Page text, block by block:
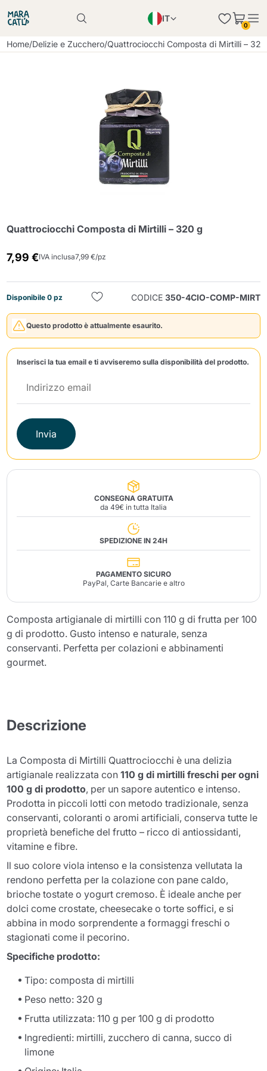
IT
EN
0
Home/Delizie e Zucchero/Quattrociocchi Composta di Mirtilli –
Quattrociocchi Composta di Mirtilli – 320 g
7,99 €IVA inclusa7,99 €/pz
Disponibile 0 pz CODICE 350-4CIO-COMP-MIRT
Questo prodotto è attualmente esaurito.
Inserisci la tua email e ti avviseremo sulla disponibilità del prodotto.
Invia
CONSEGNA GRATUITA
da 49€ in tutta Italia
SPEDIZIONE IN 24H
PAGAMENTO SICURO
PayPal, Carte Bancarie e altro
Composta artigianale di mirtilli con 110 g di frutta per 100
g di prodotto. Gusto intenso e naturale, senza
conservanti. Perfetta per colazioni e abbinamenti
gourmet.
Descrizione
La Composta di Mirtilli Quattrociocchi è una delizia
artigianale realizzata con110 g di mirtilli freschi per ogni
100 g di prodotto, per un sapore autentico e intenso.
Prodotta in piccoli lotti con metodo tradizionale, senza
conservanti, coloranti o aromi artificiali, conserva tutte le
proprietà benefiche del frutto – ricco di antiossidanti,
vitamine e fibre.
Il suo colore viola intenso e la consistenza vellutata la
rendono perfetta per la colazione con pane caldo,
brioche tostate o yogurt cremoso. È ideale anche per
dolci come crostate, cheesecake o torte soffici, e si
abbina in modo sorprendente a formaggi freschi o
stagionati come il pecorino.
Specifiche prodotto:
Tipo: composta di mirtilli
Peso netto: 320 g
Frutta utilizzata: 110 g per 100 g di prodotto
Ingredienti: mirtilli, zucchero di canna, succo di
limone
Il prodotto è stato aggiunto con successo al
Il prodotto è stato aggiunto con successo al
Continua a fare acquisti
Continua a fare acquisti
Aggiungi la quantità minima consentita
Continua a fare acquisti